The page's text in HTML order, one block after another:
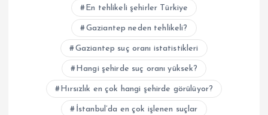
En tehlikeli şehirler Türkiye
Gaziantep neden tehlikeli?
Gaziantep suç oranı istatistikleri
Hangi şehirde suç oranı yüksek?
Hırsızlık en çok hangi şehirde görülüyor?
İstanbul’da en çok işlenen suçlar